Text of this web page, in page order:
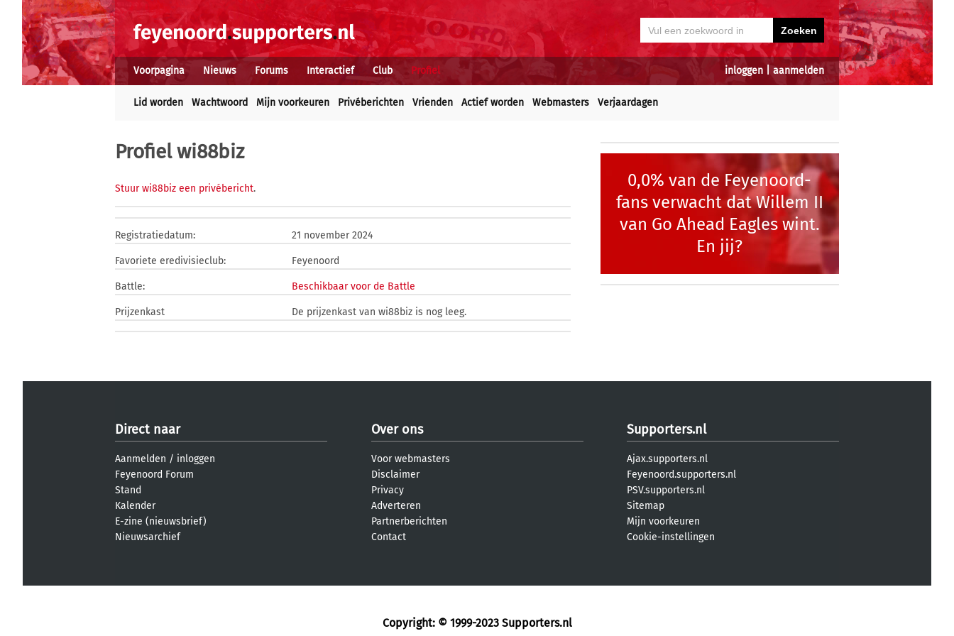
inloggen aanmelden
Voorpagina Nieuws Forums Interactief Club Profiel
Lid worden Wachtwoord Mijn voorkeuren Privéberichten Vrienden Actief worden Webmasters Verjaardagen
Profiel wi88biz
Stuur wi88biz een privébericht.
Registratiedatum: 21 november 2024
Favoriete eredivisieclub: Feyenoord
Battle: Beschikbaar voor de Battle
Prijzenkast De prijzenkast van wi88biz is nog leeg.
0,0% van de Feyenoord-
fans verwacht dat Willem II
van Go Ahead Eagles wint.
En jij?
Direct naar
Aanmelden / inloggen
Feyenoord Forum
Stand
Kalender
E-zine (nieuwsbrief)
Nieuwsarchief
Over ons
Voor webmasters
Disclaimer
Privacy
Adverteren
Partnerberichten
Contact
Supporters.nl
Ajax.supporters.nl
Feyenoord.supporters.nl
PSV.supporters.nl
Sitemap
Mijn voorkeuren
Cookie-instellingen
Copyright: © 1999-2023 Supporters.nl